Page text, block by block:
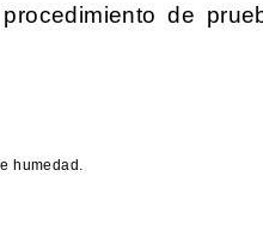
de
humedad.